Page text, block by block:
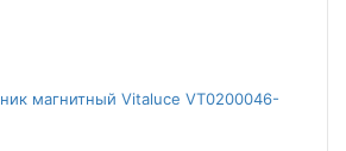
магнитный Vitaluce VT0200046-